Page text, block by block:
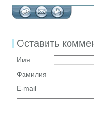
Оставить
Имя
Фамилия
E-mail